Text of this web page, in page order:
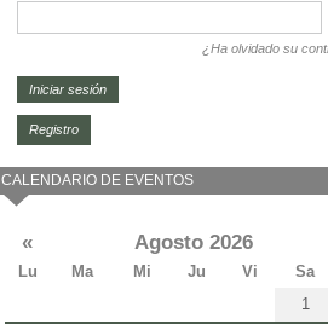
¿Ha olvidado su
Registro
CALENDARIO DE EVENTOS
« Agosto 2026
Lu Ma Mi Ju Vi Sa
1